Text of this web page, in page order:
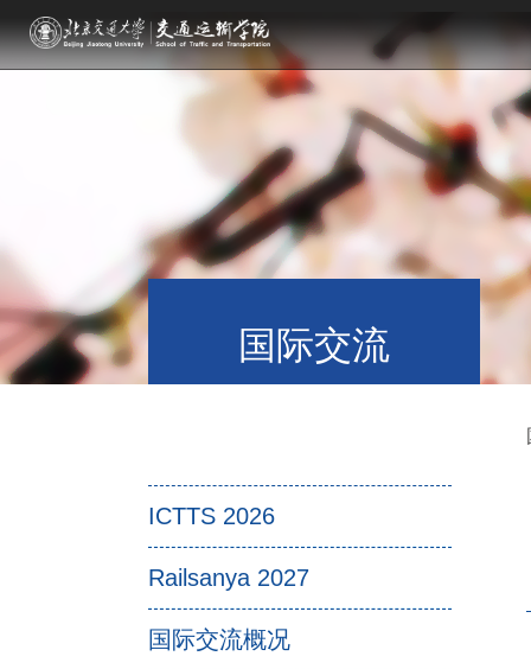
国际交流
ICTTS 2026
Railsanya 2027
国际交流概况